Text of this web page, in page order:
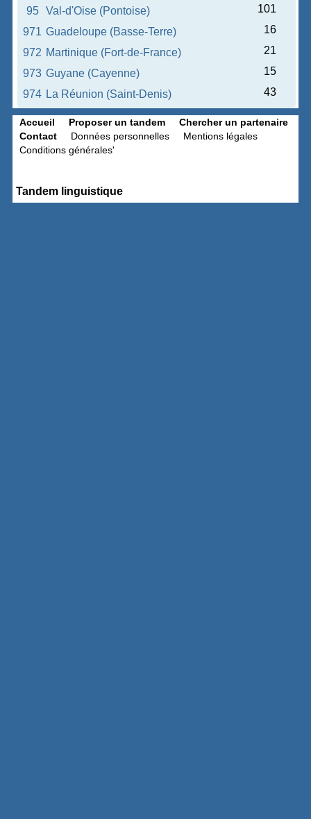
95
Val-d'Oise (Pontoise)
101
971 Guadeloupe (Basse-Terre)
16
972 Martinique (Fort-de-France)
21
973 Guyane (Cayenne)
15
974 La Réunion (Saint-Denis) 43
Accueil Proposer un tandem
Chercher un partenaire
Contact
Données personnelles
Mentions légales
Conditions générales'
Tandem linguistique